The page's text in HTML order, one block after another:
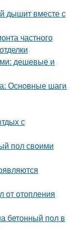
дышит вместе с
частного
дешевые и
Основные шаги
с
пол своими
от отопления
бетонный пол в